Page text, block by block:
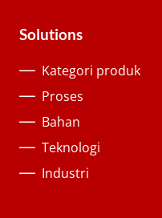
Solutions
Kategori produk
Proses
Bahan
Teknologi
Industri